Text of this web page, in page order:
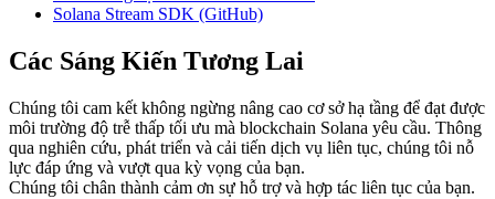
Solana Stream SDK (GitHub)
Các Sáng Kiến Tương Lai
Chúng tôi cam kết không ngừng nâng cao cơ sở hạ tầng để đạt được
môi trường độ trễ thấp tối ưu mà blockchain Solana yêu cầu. Thông
qua nghiên cứu, phát triển và cải tiến dịch vụ liên tục, chúng tôi nỗ
lực đáp ứng và vượt qua kỳ vọng của bạn.
Chúng tôi chân thành cảm ơn sự hỗ trợ và hợp tác liên tục của bạn.